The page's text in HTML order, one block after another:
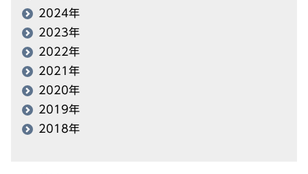
2024年
2023年
2022年
2021年
2020年
2019年
2018年